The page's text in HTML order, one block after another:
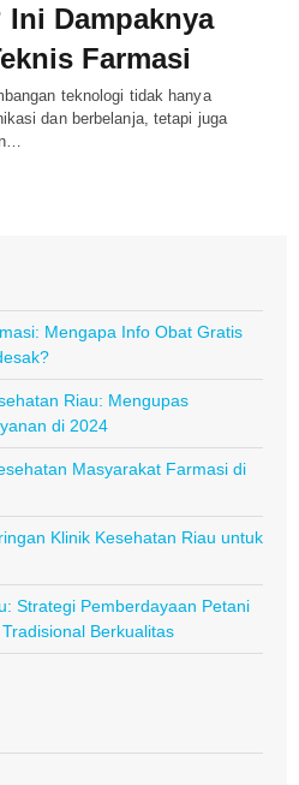
Dampaknya
Farmasi
teknologi tidak hanya
dan berbelanja, tetapi juga
Mengapa Info Obat Gratis
Riau: Mengupas
di 2024
Masyarakat Farmasi di
Klinik Kesehatan Riau untuk
Strategi Pemberdayaan Petani
Berkualitas